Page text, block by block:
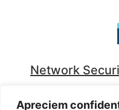
Apreciem
Network